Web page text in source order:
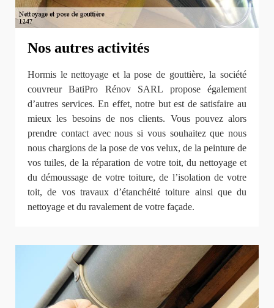
Nos autres activités
Hormis le nettoyage et la pose de gouttière, la société
couvreur BatiPro Rénov SARL propose également
d’autres services. En effet, notre but est de satisfaire au
mieux les besoins de nos clients. Vous pouvez alors
prendre contact avec nous si vous souhaitez que nous
nous chargions de la pose de vos velux, de la peinture de
vos tuiles, de la réparation de votre toit, du nettoyage et
du démoussage de votre toiture, de l’isolation de votre
toit, de vos travaux d’étanchéité toiture ainsi que du
nettoyage et du ravalement de votre façade.